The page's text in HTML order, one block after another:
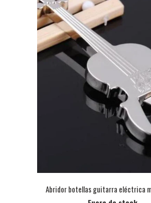
Abridor botellas guitarra eléctrica